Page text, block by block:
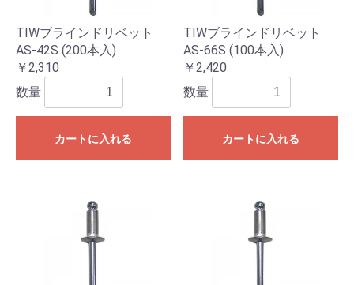
TIWブラインドリベット
AS-42S (200本入)
￥2,310
数量
カートに入れる
TIWブラインドリベット
AS-66S (100本入)
￥2,420
数量
カートに入れる